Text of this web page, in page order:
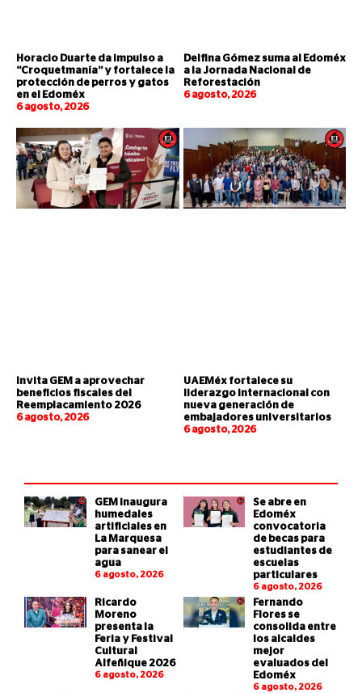
Horacio Duarte da impulso a
“Croquetmanía” y fortalece la
protección de perros y gatos
en el Edoméx
6 agosto, 2026
Delfina Gómez suma al Edoméx
a la Jornada Nacional de
Reforestación
6 agosto, 2026
Invita GEM a aprovechar
beneficios fiscales del
Reemplacamiento 2026
6 agosto, 2026
UAEMéx fortalece su
liderazgo internacional con
nueva generación de
embajadores universitarios
6 agosto, 2026
GEM inaugura
humedales
artificiales en
La Marquesa
para sanear el
agua
6 agosto, 2026
Se abre en
Edoméx
convocatoria
de becas para
estudiantes de
escuelas
particulares
6 agosto, 2026
Ricardo
Moreno
presenta la
Feria y Festival
Cultural
Alfeñique 2026
6 agosto, 2026
Fernando
Flores se
consolida entre
los alcaldes
mejor
evaluados del
Edoméx
6 agosto, 2026